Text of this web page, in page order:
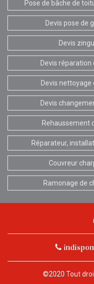
Pose de bâche de
Devis pose de
Devis
Devis
Devis nettoyage
Devis
Rehaussement
Réparateur,
Couvreur
Ramonage de
©2020 Tout